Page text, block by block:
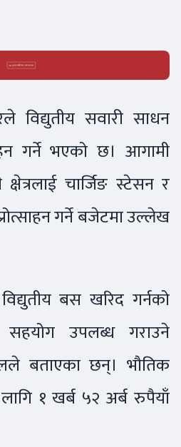
विद्युतीय सवारी साधन
गर्ने भएको छ। आगामी
चार्जिङ स्टेसन र
गर्ने बजेटमा उल्लेख
बस खरिद गर्नको
उपलब्ध गराउने
बताएका छन्। भौतिक
लागि १ खर्ब ५२ अर्ब रुपैयाँ